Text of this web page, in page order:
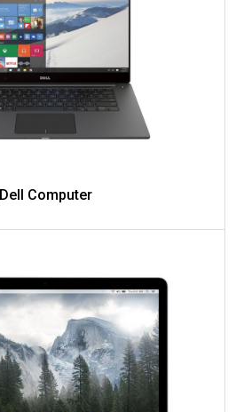
Dell Computer